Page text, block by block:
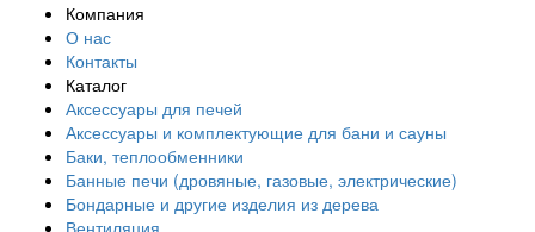
Компания
О нас
Контакты
Каталог
Аксессуары для печей
Аксессуары и комплектующие для бани и сауны
Баки, теплообменники
Банные печи (дровяные, газовые, электрические)
Бондарные и другие изделия из дерева